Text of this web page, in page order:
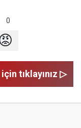
0
tıklayınız ▷